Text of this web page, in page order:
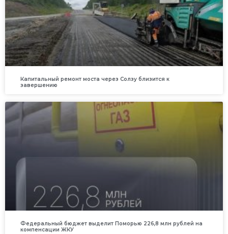
Капитальный ремонт моста через Солзу близится к
завершению
Федеральный бюджет выделит Поморью 226,8 млн рублей на
компенсации ЖКУ